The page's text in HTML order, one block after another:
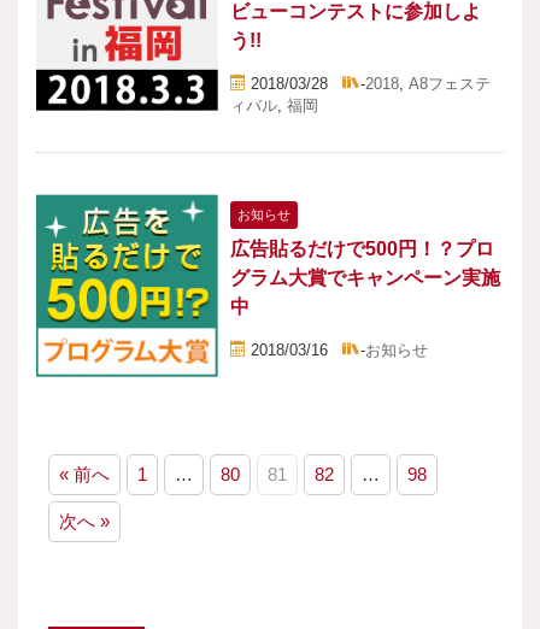
ビューコンテストに参加しよ
う!!
2018/03/28 -2018, A8フェステ
ィバル, 福岡
お知らせ
広告貼るだけで500円！？プロ
グラム大賞でキャンペーン実施
中
2018/03/16 -お知らせ
« 前へ 1 … 80 81 82 … 98
次へ »